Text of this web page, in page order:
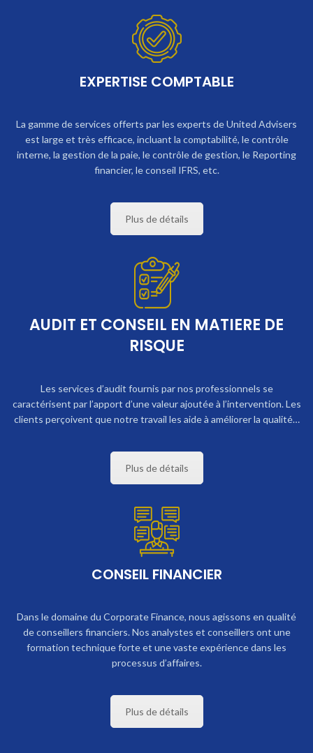
EXPERTISE COMPTABLE
La gamme de services offerts par les experts de United Advisers
est large et très efficace, incluant la comptabilité, le contrôle
interne, la gestion de la paie, le contrôle de gestion, le Reporting
financier, le conseil IFRS, etc.
Plus de détails
AUDIT ET CONSEIL EN MATIERE DE
RISQUE
Les services d’audit fournis par nos professionnels se
caractérisent par l’apport d’une valeur ajoutée à l’intervention. Les
clients perçoivent que notre travail les aide à améliorer la qualité…
Plus de détails
CONSEIL FINANCIER
Dans le domaine du Corporate Finance, nous agissons en qualité
de conseillers financiers. Nos analystes et conseillers ont une
formation technique forte et une vaste expérience dans les
processus d’affaires.
Plus de détails